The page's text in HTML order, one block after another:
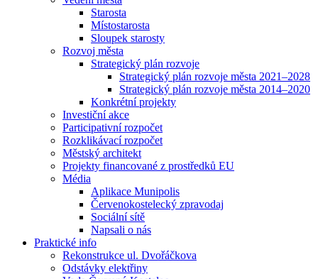
Starosta
Místostarosta
Sloupek starosty
Rozvoj města
Strategický plán rozvoje
Strategický plán rozvoje města 2021–2028
Strategický plán rozvoje města 2014–2020
Konkrétní projekty
Investiční akce
Participativní rozpočet
Rozklikávací rozpočet
Městský architekt
Projekty financované z prostředků EU
Média
Aplikace Munipolis
Červenokostelecký zpravodaj
Sociální sítě
Napsali o nás
Praktické info
Rekonstrukce ul. Dvořáčkova
Odstávky elektřiny